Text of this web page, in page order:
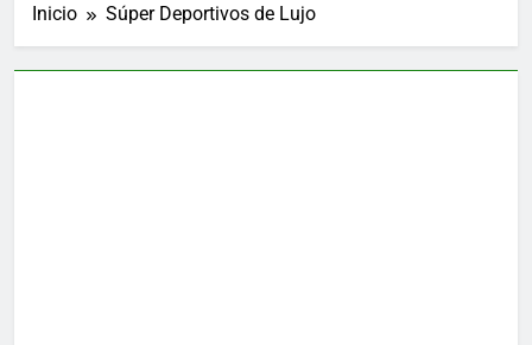
Inicio Súper Deportivos de Lujo